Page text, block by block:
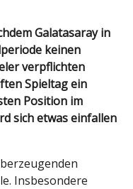
keinen
verpflichten
Spieltag ein
Position im
sich etwas einfallen
Insbesondere